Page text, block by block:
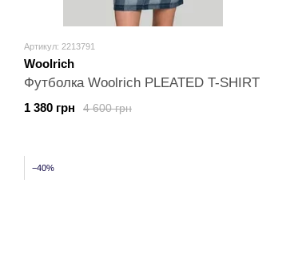
Артикул: 2213791
Woolrich
Футболка Woolrich PLEATED T-SHIRT
4 600 грн
1 380 грн
−40%